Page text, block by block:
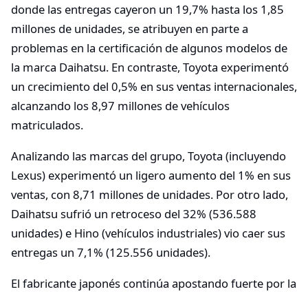
donde las entregas cayeron un 19,7% hasta los 1,85
millones de unidades, se atribuyen en parte a
problemas en la certificación de algunos modelos de
la marca Daihatsu. En contraste, Toyota experimentó
un crecimiento del 0,5% en sus ventas internacionales,
alcanzando los 8,97 millones de vehículos
matriculados.
Analizando las marcas del grupo, Toyota (incluyendo
Lexus) experimentó un ligero aumento del 1% en sus
ventas, con 8,71 millones de unidades. Por otro lado,
Daihatsu sufrió un retroceso del 32% (536.588
unidades) e Hino (vehículos industriales) vio caer sus
entregas un 7,1% (125.556 unidades).
El fabricante japonés continúa apostando fuerte por la